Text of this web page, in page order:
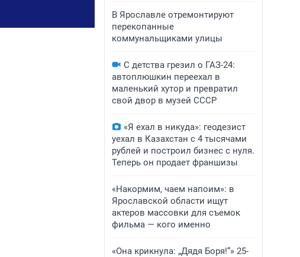
В Ярославле отремонтируют
перекопанные
коммунальщиками улицы
С детства грезил о ГАЗ-24:
автоплюшкин переехал в
маленький хутор и превратил
свой двор в музей СССР
«Я ехал в никуда»: геодезист
уехал в Казахстан с 4 тысячами
рублей и построил бизнес с нуля.
Теперь он продает франшизы
«Накормим, чаем напоим»: в
Ярославской области ищут
актеров массовки для съемок
фильма — кого именно
«Она крикнула: „Дядя Боря!“» 25-